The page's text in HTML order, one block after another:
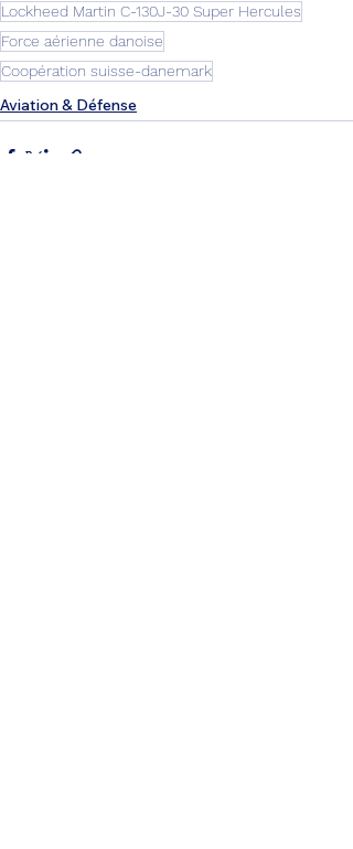
Lockheed Martin C-130J-30 Super Hercules
Force aérienne danoise
Coopération suisse-danemark
Aviation & Défense